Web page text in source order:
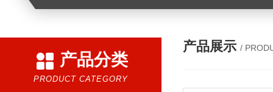
产品分类
PRODUCT CATEGORY
产品展示 /